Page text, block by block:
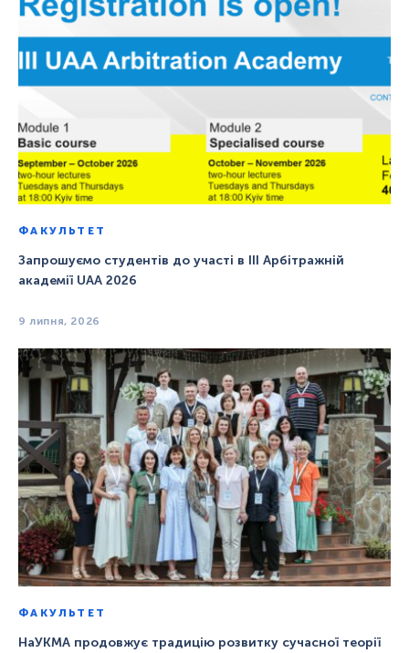
ФАКУЛЬТЕТ
Запрошуємо студентів до участі в ІІІ Арбітражній
академії UAA 2026
9 липня, 2026
ФАКУЛЬТЕТ
НаУКМА продовжує традицію розвитку сучасної теорії